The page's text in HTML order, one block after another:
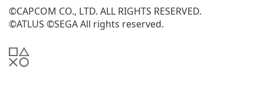
©CAPCOM CO., LTD. ALL RIGHTS RESERVED.
©ATLUS ©SEGA All rights reserved.